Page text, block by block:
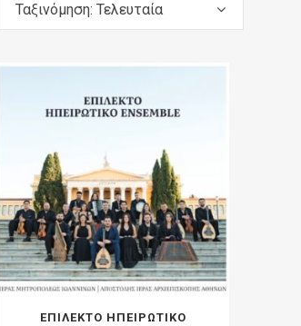
Ταξινόμηση: Τελευταία
ΕΠΙΛΕΚΤΟ ΗΠΕΙΡΩΤΙΚΟ